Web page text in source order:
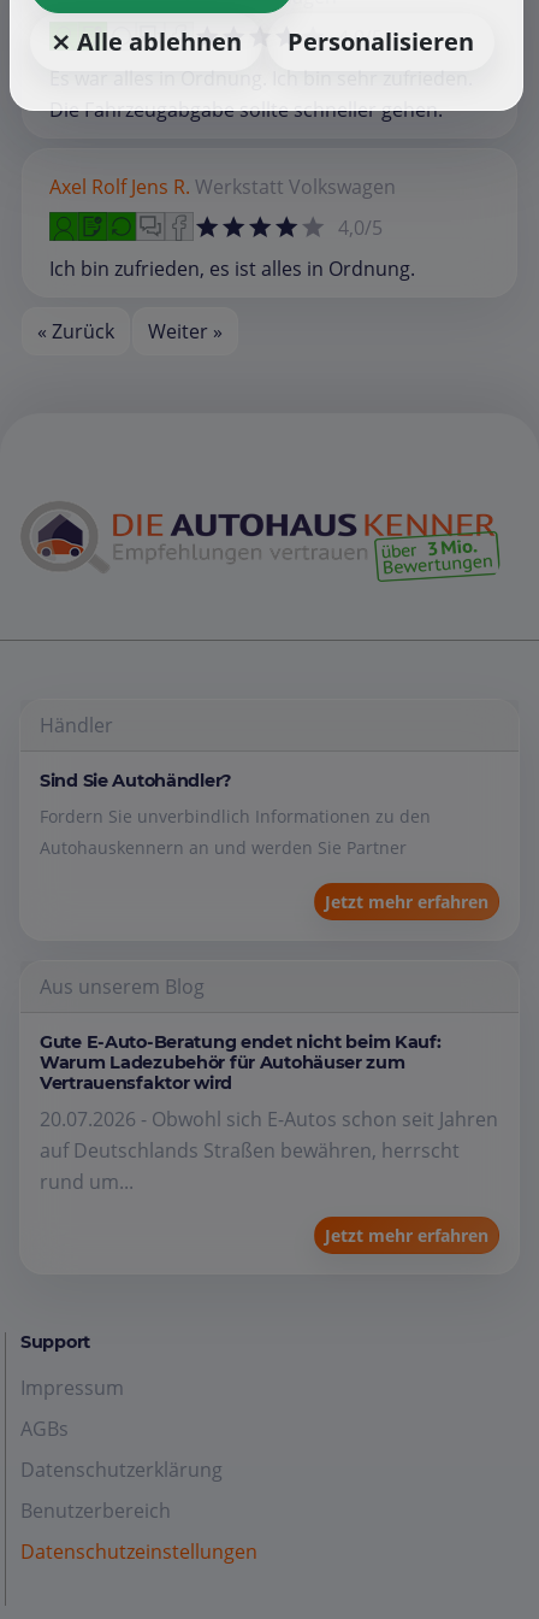
4,0/5
Es war alles in Ordnung. Ich bin sehr zufrieden.
Die Fahrzeugabgabe sollte schneller gehen.
Axel Rolf Jens R. Werkstatt Volkswagen
4,0/5
Ich bin zufrieden, es ist alles in Ordnung.
« Zurück Weiter »
Händler
Sind Sie Autohändler?
Fordern Sie unverbindlich Informationen zu den
Autohauskennern an und werden Sie Partner
Jetzt mehr erfahren
Aus unserem Blog
Gute E-Auto-Beratung endet nicht beim Kauf:
Warum Ladezubehör für Autohäuser zum
Vertrauensfaktor wird
20.07.2026 - Obwohl sich E-Autos schon seit Jahren
auf Deutschlands Straßen bewähren, herrscht
rund um...
Jetzt mehr erfahren
Support
Impressum
AGBs
Datenschutzerklärung
Benutzerbereich
Datenschutzeinstellungen
⨯ Alle ablehnen
Personalisieren